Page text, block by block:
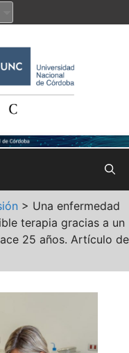
> Una enfermedad
terapia gracias a un
25 años. Artículo de